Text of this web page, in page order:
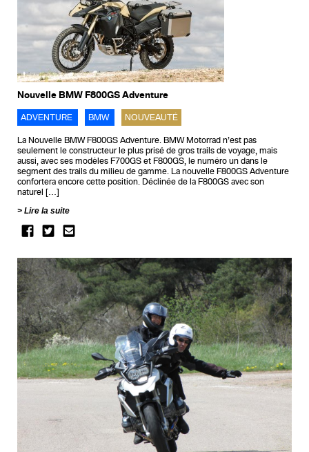
Nouvelle BMW F800GS Adventure
ADVENTURE BMW NOUVEAUTÉ
La Nouvelle BMW F800GS Adventure. BMW Motorrad n’est pas
seulement le constructeur le plus prisé de gros trails de voyage, mais
aussi, avec ses modèles F700GS et F800GS, le numéro un dans le
segment des trails du milieu de gamme. La nouvelle F800GS Adventure
confortera encore cette position. Déclinée de la F800GS avec son
naturel […]
Lire la suite